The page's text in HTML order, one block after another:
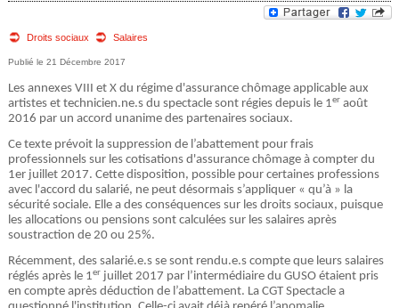
e
e
e
c
e
o
u
s
t
e
s
i
c
Droits sociaux Salaires
21 Décembre 2017
Les annexes VIII et X du régime d'assurance chômage applicable aux
artistes et technicien.ne.s du spectacle sont régies depuis le 1er août
2016 par un accord unanime des partenaires sociaux.
Ce texte prévoit la suppression de l’abattement pour frais
professionnels sur les cotisations d'assurance chômage à compter du
1er juillet 2017. Cette disposition, possible pour certaines professions
avec l'accord du salarié, ne peut désormais s’appliquer « qu’à » la
sécurité sociale. Elle a des conséquences sur les droits sociaux, puisque
les allocations ou pensions sont calculées sur les salaires après
soustraction de 20 ou 25%.
Récemment, des salarié.e.s se sont rendu.e.s compte que leurs salaires
réglés après le 1er juillet 2017 par l’intermédiaire du GUSO étaient pris
en compte après déduction de l’abattement. La CGT Spectacle a